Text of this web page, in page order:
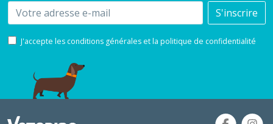
Email S'inscrire
J'accepte les conditions générales et la politique de confidentialité